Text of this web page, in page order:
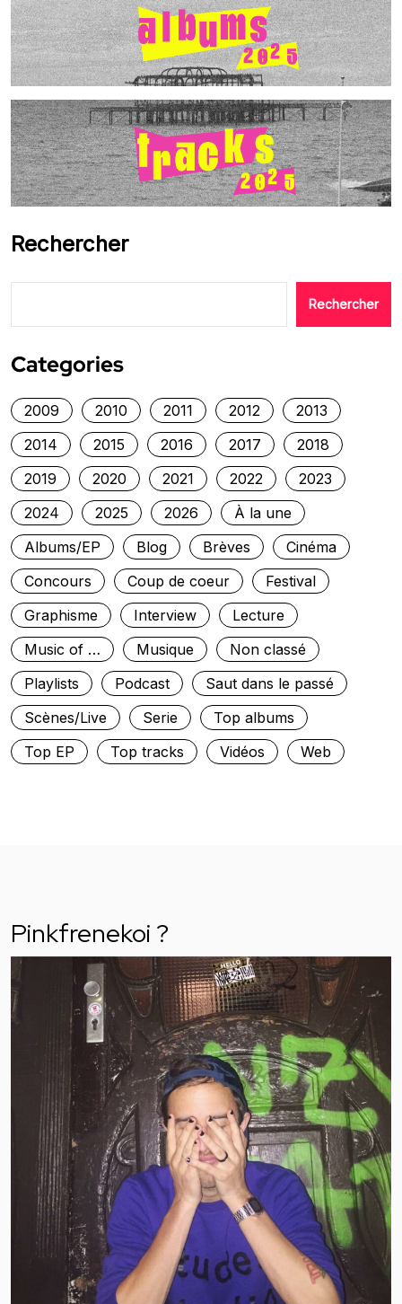
Rechercher
Rechercher
Categories
2009 2010 2011 2012
2013
2014
2015 2016 2017
2018
2019
2020 2021 2022
2023
2024
2025 2026
À la une
Albums/EP
Blog Brèves
Cinéma
Concours
Coup de coeur
Festival
Graphisme
Interview
Lecture
Music of …
Musique
Non classé
Playlists
Podcast
Saut dans le passé
Scènes/Live
Serie
Top albums
Top EP
Top tracks Vidéos Web
Pinkfrenekoi ?